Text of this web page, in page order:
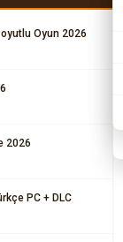
Oyun 2026
2026
PC + DLC